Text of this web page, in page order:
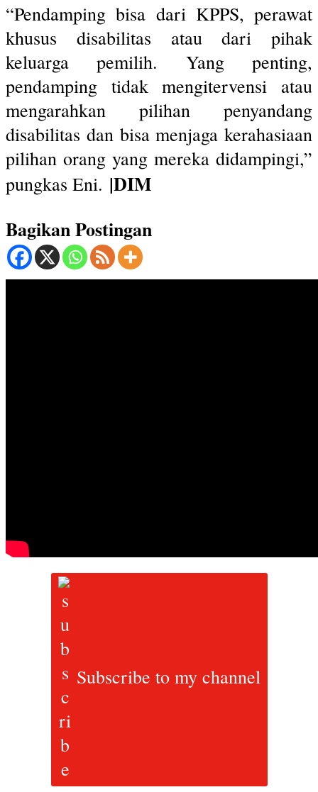
“Pendamping bisa dari KPPS, perawat
khusus disabilitas atau dari pihak
keluarga pemilih. Yang penting,
pendamping tidak mengitervensi atau
mengarahkan pilihan penyandang
disabilitas dan bisa menjaga kerahasiaan
pilihan orang yang mereka didampingi,”
pungkas Eni. |DIM
Bagikan Postingan
Subscribe to my channel